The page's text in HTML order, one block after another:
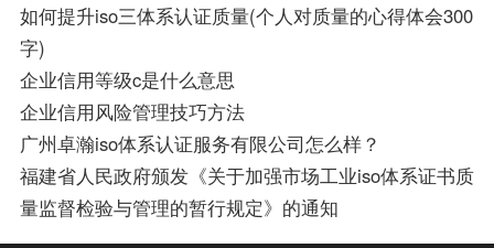
如何提升iso三体系认证质量(个人对质量的心得体会300
字)
企业信用等级c是什么意思
企业信用风险管理技巧方法
广州卓瀚iso体系认证服务有限公司怎么样？
福建省人民政府颁发《关于加强市场工业iso体系证书质
量监督检验与管理的暂行规定》的通知